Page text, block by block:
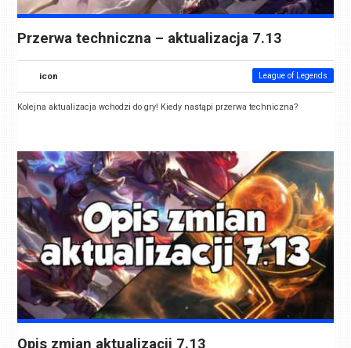
Przerwa techniczna – aktualizacja 7.13
icon League of Legends
Kolejna aktualizacja wchodzi do gry! Kiedy nastąpi przerwa techniczna?
Opis zmian aktualizacji 7.13